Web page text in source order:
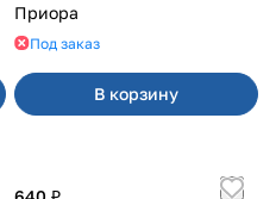
Приора
Под заказ
В корзину